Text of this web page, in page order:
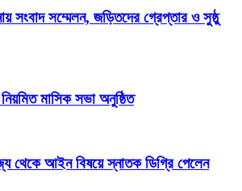
সংবাদ সম্মেলন, জড়িতদের গ্রেপ্তার ও সুষ্ঠু
মাসিক সভা অনুষ্ঠিত
থেকে আইন বিষয়ে স্নাতক ডিগ্রি পেলেন